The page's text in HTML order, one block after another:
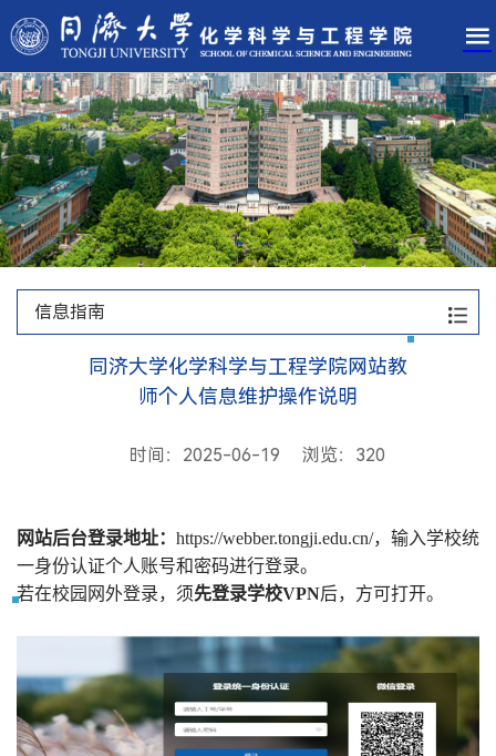
信息指南
同济大学化学科学与工程学院网站教
师个人信息维护操作说明
时间：2025-06-19 浏览： 320
网站后台登录地址： https://webber.tongji.edu.cn/，输入学校统
一身份认证个人账号和密码进行登录。
若在校园网外登录，须先登录学校VPN后，方可打开。